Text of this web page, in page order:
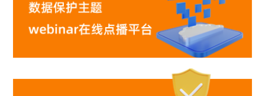
减少受攻击面是实现从被动防御到主动安全的必然路径，也是
提升企业整体安全性的“入口”。